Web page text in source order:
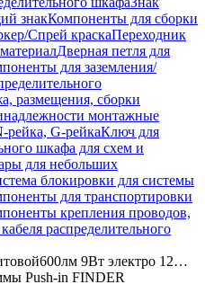
знакКомпоненты для сборки
Спрей краскаПереходник
Дверная петля для
для заземления/
размещения, сборки
монтажные
рейка, G-рейкаКлюч для
шкафа для схем и
для небольших
блокировки для системы
для транспортировки
крепления проводов,
распределительного
9Вт электро 12…
Push-in FINDER